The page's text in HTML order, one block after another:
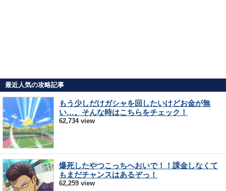
最近人気の攻略記事
もう少しだけガシャを回したいけどお金が無
い…。そんな時はこちらをチェック！
62,734 view
爆死したやつこっちへおいで！！課金しなくて
もまだチャンスはあるぞっ！
62,259 view